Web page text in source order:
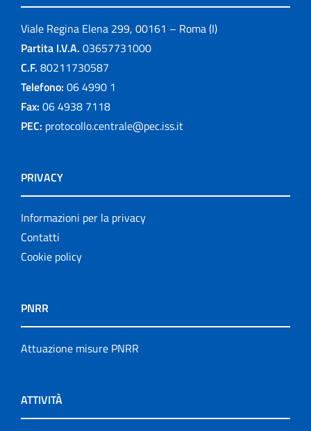
Viale Regina Elena 299, 00161 – Roma (I)
Partita I.V.A. 03657731000
C.F. 80211730587
Telefono: 06 4990 1
Fax: 06 4938 7118
PEC: protocollo.centrale@pec.iss.it
PRIVACY
Informazioni per la privacy
Contatti
Cookie policy
PNRR
Attuazione misure PNRR
ATTIVITÀ